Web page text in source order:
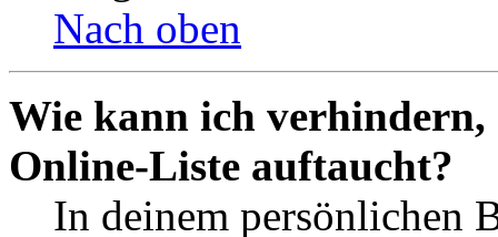
Nach oben
Wie kann ich verhindern,
Online-Liste auftaucht?
In deinem persönlichen